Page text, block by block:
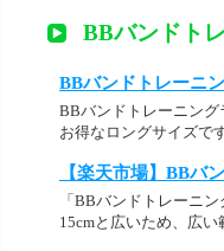
BBバンドト
BBバンドトレーニ
BBバンドトレーニン
お得なロングサイズで
【楽天市場】BBバ
「BBバンドトレーニ
15cmと広いため、広